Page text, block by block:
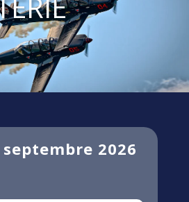
2026